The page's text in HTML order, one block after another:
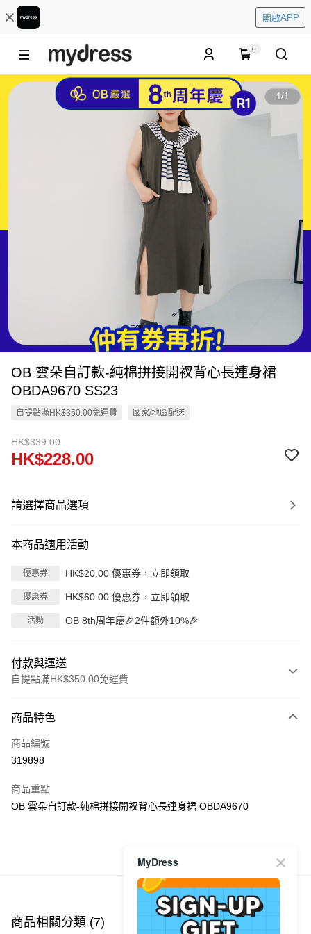
開啟APP
0
1/1
OB 雲朵自訂款-純棉拼接開衩背心長連身裙
OBDA9670 SS23
自提點滿HK$350.00免運費 國家/地區配送
HK$339.00
HK$228.00
請選擇商品選項
本商品適用活動
優惠券 HK$20.00 優惠券，立即領取
優惠券 HK$60.00 優惠券，立即領取
活動 OB 8th周年慶🎉2件額外10%🎉
付款與運送
自提點滿HK$350.00免運費
信用卡
Apple Pay
PayMe
每筆HK$40.00，滿HK$350.00或以上免運費
付款後順豐站及營業點
商品特色
商品編號
319898
商品重點
OB 雲朵自訂款-純棉拼接開衩背心長連身裙 OBDA9670
商品推薦
商品相關分類 (7)
MyDress